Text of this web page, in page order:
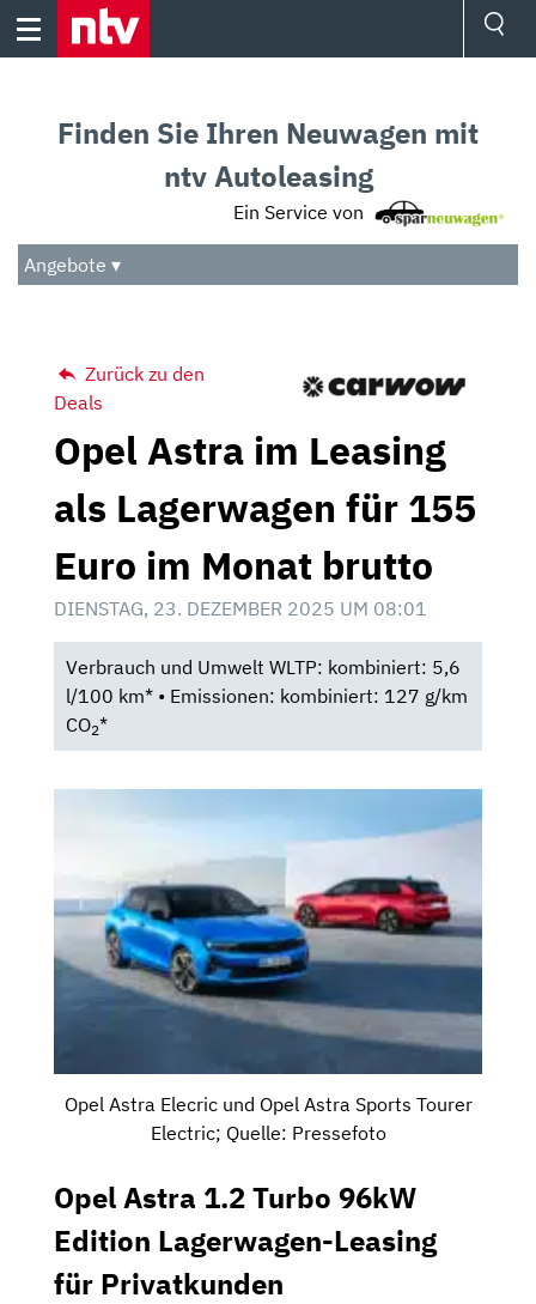
Skip
Audio
Das Beste
Finden Sie Ihren Neuwagen mit
ntv Autoleasing
Ein Service von
Angebote ▾
Zurück zu den
Deals
Opel Astra im Leasing
als Lagerwagen für 155
Euro im Monat brutto
DIENSTAG, 23. DEZEMBER 2025 UM 08:01
Verbrauch und Umwelt WLTP: kombiniert: 5,6
l/100 km* • Emissionen: kombiniert: 127 g/km
CO2*
Opel Astra Elecric und Opel Astra Sports Tourer
Electric; Quelle: Pressefoto
Opel Astra 1.2 Turbo 96kW
Edition Lagerwagen-Leasing
für Privatkunden